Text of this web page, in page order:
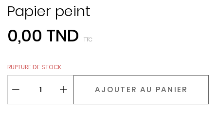
Papier peint
0,00 TND TTC
RUPTURE DE STOCK
AJOUTER AU PANIER